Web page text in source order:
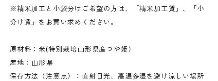
※精米加工と小袋分けご希望の方は、「精米加工賃」、「小
分け賃」をお買い求めください。
原材料：米(特別栽培山形県産つや姫）
産地：山形県
保存方法（注意点）：直射日光、高温多湿を避け涼しい場所